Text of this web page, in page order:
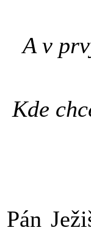
A v
Kde
Pán